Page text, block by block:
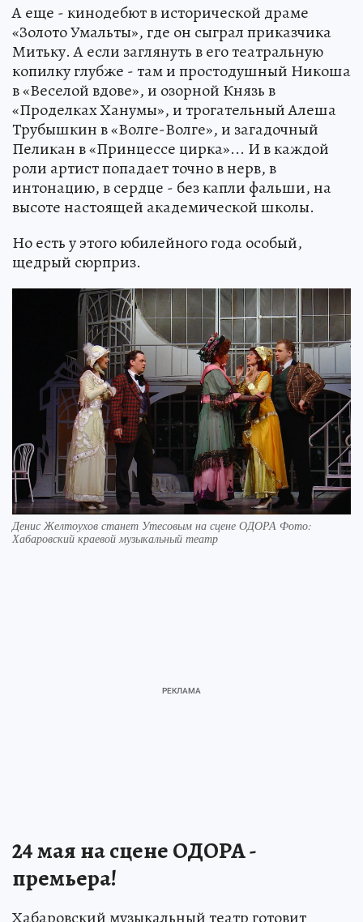
А еще - кинодебют в исторической драме
«Золото Умальты», где он сыграл приказчика
Митьку. А если заглянуть в его театральную
копилку глубже - там и простодушный Никоша
в «Веселой вдове», и озорной Князь в
«Проделках Ханумы», и трогательный Алеша
Трубышкин в «Волге-Волге», и загадочный
Пеликан в «Принцессе цирка»... И в каждой
роли артист попадает точно в нерв, в
интонацию, в сердце - без капли фальши, на
высоте настоящей академической школы.
Но есть у этого юбилейного года особый,
щедрый сюрприз.
Денис Желтоухов станет Утесовым на сцене ОДОРА Фото:
Хабаровский краевой музыкальный театр
24 мая на сцене ОДОРА -
премьера!
Хабаровский музыкальный театр готовит